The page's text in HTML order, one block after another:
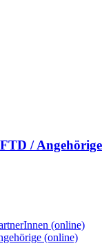
/
(online)
(online)